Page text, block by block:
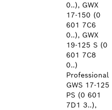
0..), GWX
17-150 (0
601 7C6
0..), GWX
19-125 S (0
601 7C8
0..)
Professional
GWS 17-125
PS (0 601
7D1 3..),